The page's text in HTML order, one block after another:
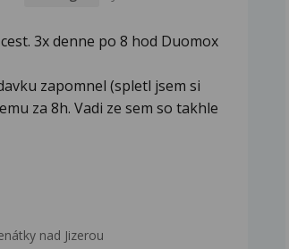
3x denne po 8 hod Duomox
zapomnel (spletl jsem si
za 8h. Vadi ze sem so takhle
nad Jizerou